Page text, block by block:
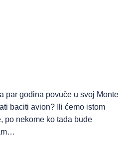
par godina povuče u svoj Monte
baciti avion? Ili ćemo istom
po nekome ko tada bude